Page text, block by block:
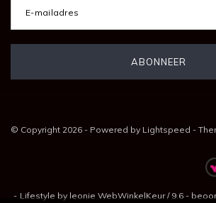
© Copyright 2026 - Powered by Lightspeed -
- Lifestyle by leonie WebWinkelKeur/ 9.6 -